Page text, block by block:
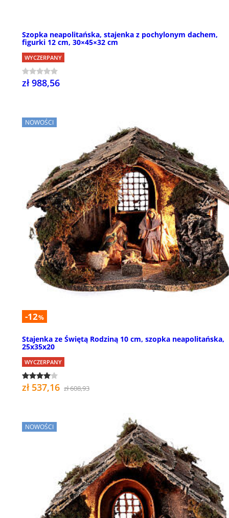
Szopka neapolitańska, stajenka z pochylonym dachem,
figurki 12 cm, 30×45×32 cm
WYCZERPANY
zł 988,56
NOWOŚCI
-12%
Stajenka ze Świętą Rodziną 10 cm, szopka neapolitańska,
25x35x20
WYCZERPANY
zł 537,16 zł 608,93
NOWOŚCI